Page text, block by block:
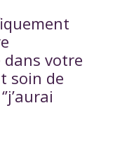
votre
soin de